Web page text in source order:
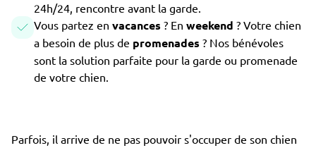
24h/24, rencontre avant la garde.
Vous partez en vacances ? En weekend ? Votre chien
a besoin de plus de promenades ? Nos bénévoles
sont la solution parfaite pour la garde ou promenade
de votre chien.
Parfois, il arrive de ne pas pouvoir s'occuper de son chien